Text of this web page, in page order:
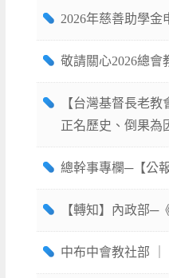
2026年慈善助學金
敬請關心2026總會
【台灣基督長老
正名歷史、倒果為
總幹事專欄─【公
【轉知】內政部─
中布中會教社部 ｜